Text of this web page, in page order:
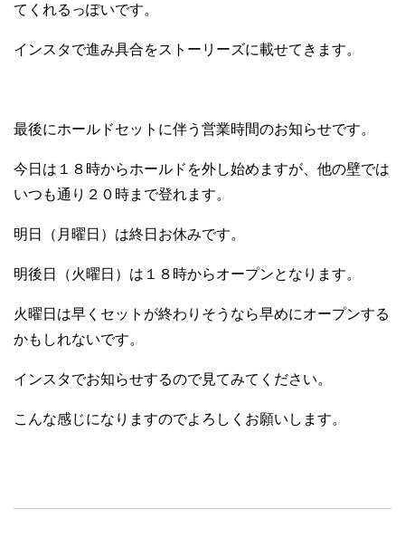
てくれるっぽいです。
インスタで進み具合をストーリーズに載せてきます。
最後にホールドセットに伴う営業時間のお知らせです。
今日は１８時からホールドを外し始めますが、他の壁では
いつも通り２０時まで登れます。
明日（月曜日）は終日お休みです。
明後日（火曜日）は１８時からオープンとなります。
火曜日は早くセットが終わりそうなら早めにオープンする
かもしれないです。
インスタでお知らせするので見てみてください。
こんな感じになりますのでよろしくお願いします。